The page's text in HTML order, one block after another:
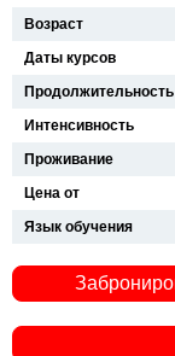
Возраст
Даты курсов
Продолжительность
Интенсивность
Проживание
Цена от
Язык обучения